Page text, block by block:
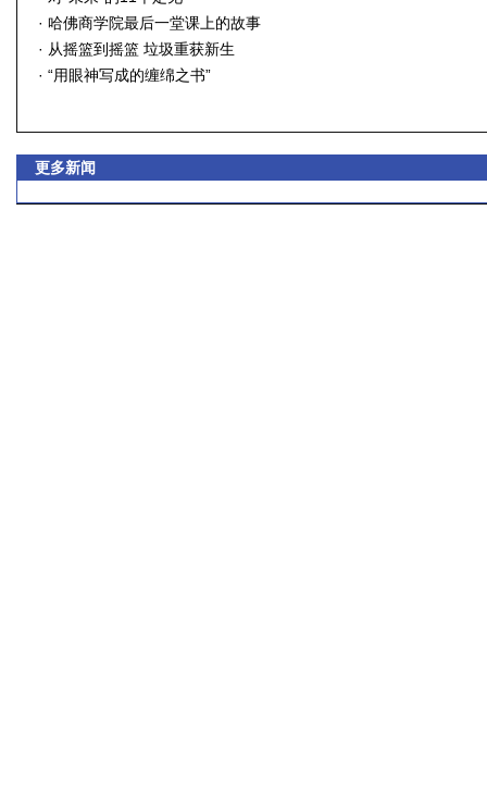
· 哈佛商学院最后一堂课上的故事
· 从摇篮到摇篮 垃圾重获新生
· “用眼神写成的缠绵之书”
更多新闻